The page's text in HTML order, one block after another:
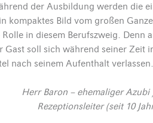
der Ausbildung werden die
kompaktes Bild vom großen
in diesem Berufszweig. Denn
Gast soll sich während seiner Zeit
nach seinem Aufenthalt verlassen.
Herr Baron – ehemaliger
Rezeptionsleiter (seit 10